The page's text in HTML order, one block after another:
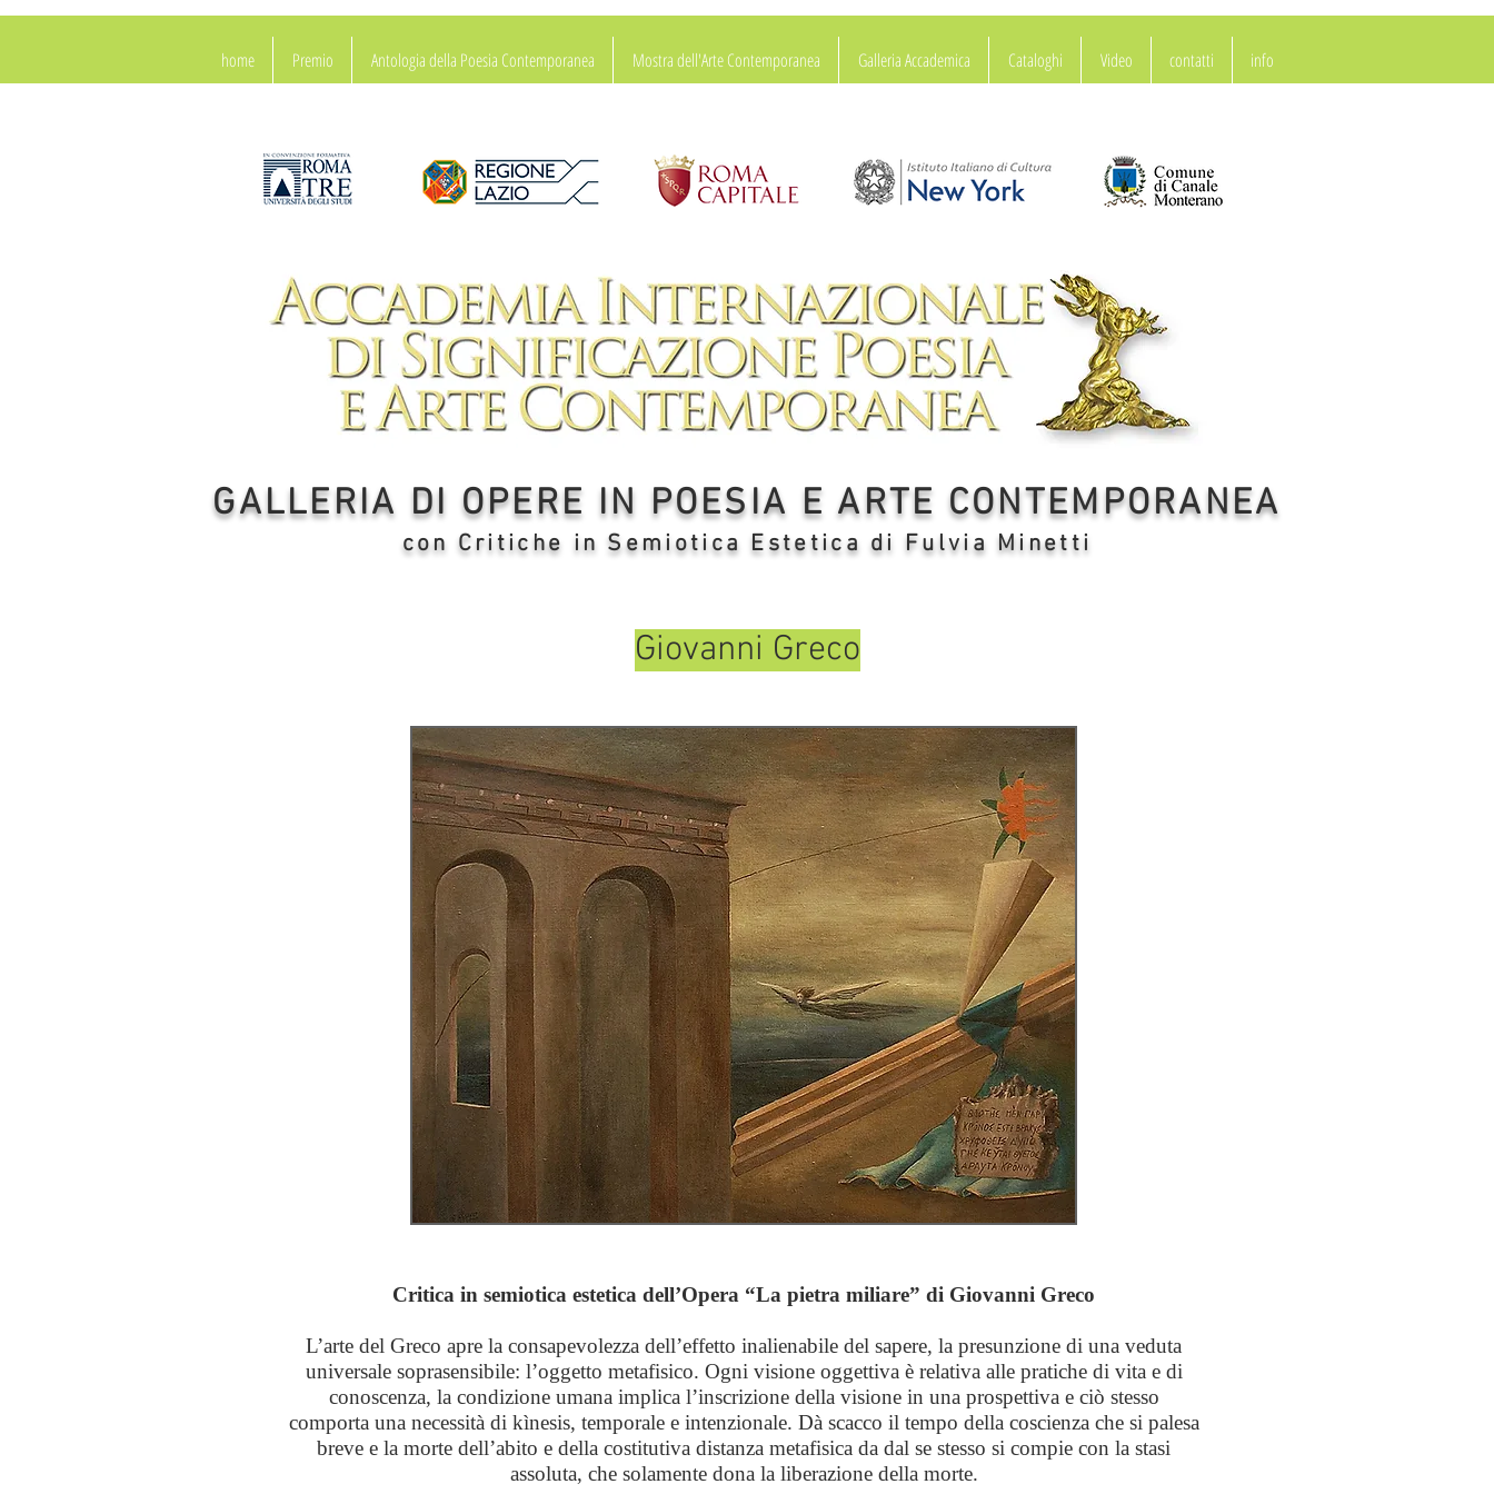
GALLERIA DI OPERE IN POESIA E ARTE CONTEMPORANEA
con Critiche in Semiotica Estetica di Fulvia Minetti
home Premio Antologia della Poesia Contemporanea Mostra dell'Arte Contemporanea Galleria Accademica Cataloghi Video contatti info
Giovanni Greco
Critica in semiotica estetica dell’Opera “La pietra miliare” di Giovanni Greco
L’arte del Greco apre la consapevolezza dell’effetto inalienabile del sapere, la presunzione di una veduta
universale soprasensibile: l’oggetto metafisico. Ogni visione oggettiva è relativa alle pratiche di vita e di
conoscenza, la condizione umana implica l’inscrizione della visione in una prospettiva e ciò stesso
comporta una necessità di kìnesis, temporale e intenzionale. Dà scacco il tempo della coscienza che si palesa
breve e la morte dell’abito e della costitutiva distanza metafisica da dal se stesso si compie con la stasi
assoluta, che solamente dona la liberazione della morte.